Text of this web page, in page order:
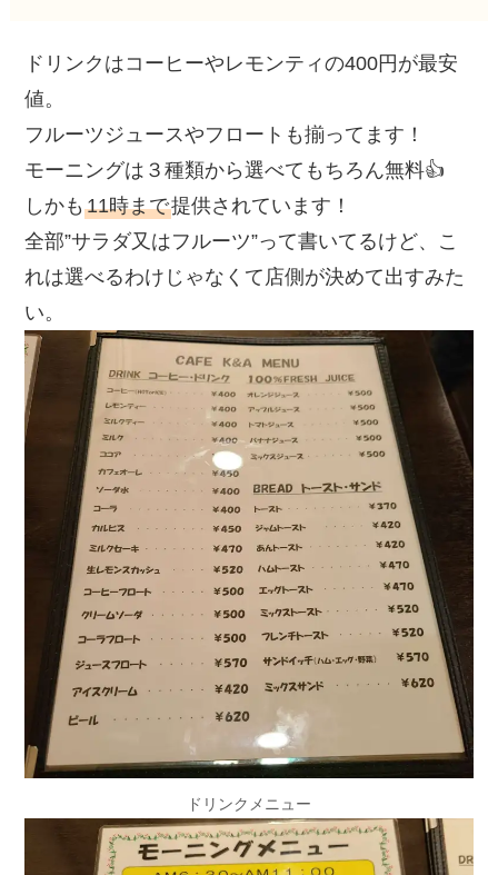
ドリンクはコーヒーやレモンティの400円が最安
値。
フルーツジュースやフロートも揃ってます！
モーニングは３種類から選べてもちろん無料👍
しかも11時まで提供されています！
全部”サラダ又はフルーツ”って書いてるけど、こ
れは選べるわけじゃなくて店側が決めて出すみた
い。
ドリンクメニュー